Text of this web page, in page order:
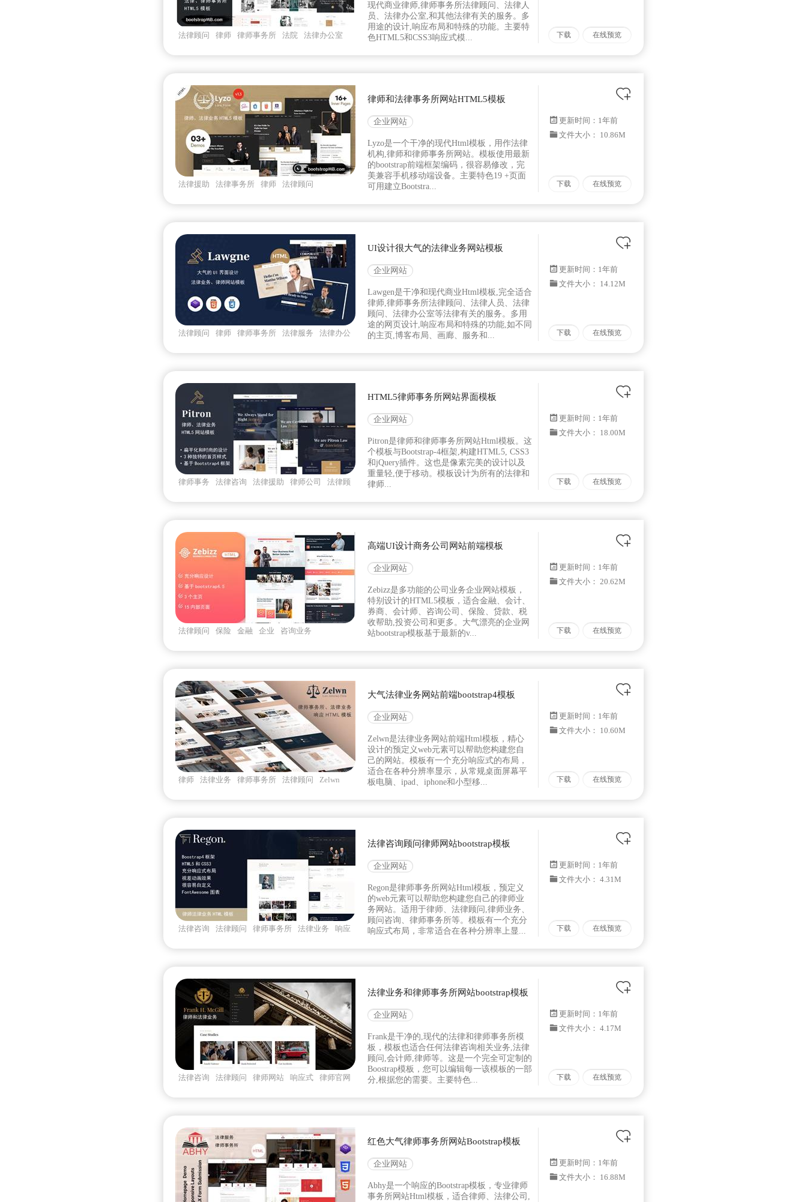
法律顾问 律师 律师事务所 法院 法律办公室
现代商业律师,律师事务所法律顾问、法律人
员、法律办公室,和其他法律有关的服务。多
用途的设计,响应布局和特殊的功能。主要特
色HTML5和CSS3响应式模...
下载 在线预览
法律援助 法律事务所 律师
法律顾问
律师和法律事务所网站HTML5模板
企业网站
Lyzo是一个干净的现代Html模板，用作法律
机构,律师和律师事务所网站。模板使用最新
的bootstrap前端框架编码，很容易修改，完
美兼容手机移动端设备。主要特色19 +页面
可用建立Bootstra...
更新时间： 1年前
文件大小： 10.86M
下载 在线预览
法律顾问 律师 律师事务所 法律服务
法律办公
UI设计很大气的法律业务网站模板
企业网站
Lawgen是干净和现代商业Html模板,完全适合
律师,律师事务所法律顾问、法律人员、法律
顾问、法律办公室等法律有关的服务。多用
途的网页设计,响应布局和特殊的功能,如不同
的主页,博客布局、画廊、服务和...
更新时间： 1年前
文件大小： 14.12M
下载 在线预览
律师事务 法律咨询 法律援助 律师公司
法律顾
HTML5律师事务所网站界面模板
企业网站
Pitron是律师和律师事务所网站Html模板。这
个模板与Bootstrap-4框架,构建HTML5, CSS3
和jQuery插件。这也是像素完美的设计以及
重量轻,便于移动。模板设计为所有的法律和
律师...
更新时间： 1年前
文件大小： 18.00M
下载 在线预览
法律顾问 保险 金融 企业 咨询业务
高端UI设计商务公司网站前端模板
企业网站
Zebizz是多功能的公司业务企业网站模板，
特别设计的HTML5模板，适合金融、会计、
券商、会计师、咨询公司、保险、贷款、税
收帮助,投资公司和更多。大气漂亮的企业网
站bootstrap模板基于最新的v...
更新时间： 1年前
文件大小： 20.62M
下载 在线预览
律师 法律业务 律师事务所 法律顾问 Zelwn
大气法律业务网站前端bootstrap4模板
企业网站
Zelwn是法律业务网站前端Html模板，精心
设计的预定义web元素可以帮助您构建您自
己的网站。模板有一个充分响应式的布局，
适合在各种分辨率显示，从常规桌面屏幕平
板电脑、ipad、iphone和小型移...
更新时间： 1年前
文件大小： 10.60M
下载 在线预览
法律咨询 法律顾问 律师事务所 法律业务
响应
法律咨询顾问律师网站bootstrap模板
企业网站
Regon是律师事务所网站Html模板，预定义
的web元素可以帮助您构建您自己的律师业
务网站。适用于律师、法律顾问,律师业务、
顾问咨询、律师事务所等。模板有一个充分
响应式布局，非常适合在各种分辨率上显...
更新时间： 1年前
文件大小： 4.31M
下载 在线预览
法律咨询 法律顾问 律师网站 响应式 律师官网
法律业务和律师事务所网站bootstrap模板
企业网站
Frank是干净的,现代的法律和律师事务所模
板，模板也适合任何法律咨询相关业务,法律
顾问,会计师,律师等。这是一个完全可定制的
Boostrap模板，您可以编辑每一该模板的一部
分,根据您的需要。主要特色...
更新时间： 1年前
文件大小： 4.17M
下载 在线预览
红色大气律师事务所网站Bootstrap模板
企业网站
Abhy是一个响应的Bootstrap模板，专业律师
事务所网站Html模板，适合律师、法律公司,
更新时间： 1年前
文件大小： 16.88M